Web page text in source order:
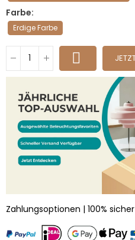
Farbe
Erdige Farbe
Zahlungsoptionen | 100% sicher